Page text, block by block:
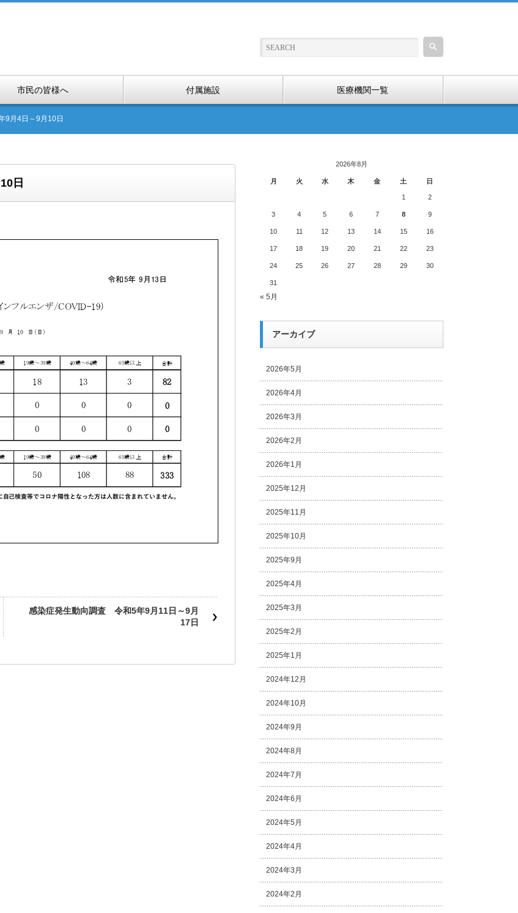
市民の皆様へ 付属施設 医療機関一覧
9月4日～9月10日
日
感染症発生動向調査 令和5年9月11日～9月
17日
2026年8月
月 火 水 木 金 土 日
1 2
3 4 5 6 7 8 9
10 11 12 13 14 15 16
17 18 19 20 21 22 23
24 25 26 27 28 29 30
31
« 5月
アーカイブ
2026年5月
2026年4月
2026年3月
2026年2月
2026年1月
2025年12月
2025年11月
2025年10月
2025年9月
2025年4月
2025年3月
2025年2月
2025年1月
2024年12月
2024年10月
2024年9月
2024年8月
2024年7月
2024年6月
2024年5月
2024年4月
2024年3月
2024年2月